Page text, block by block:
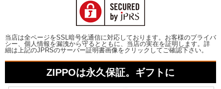
当店は全ページをSSL暗号化通信に対応しております。お客様のプライバ
シー、個人情報を漏洩から守るとともに、当店の実在を証明します。詳
細は上記のJPRSのサーバー証明書画像をクリックしてご確認下さい。
ZIPPOは永久保証。ギフトに